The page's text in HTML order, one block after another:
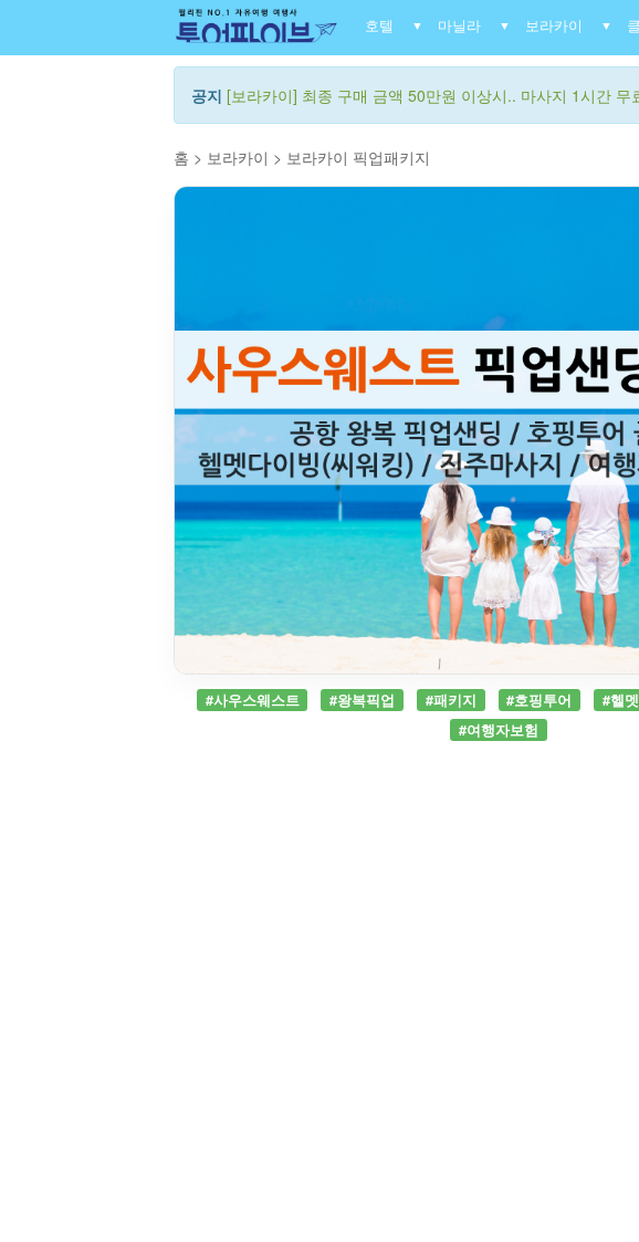
호텔 ▼ 마닐라 ▼ 보라카이 ▼
공지 [보라카이] 최종 구매 금액 50만원 이상시.. 마사지 1시간 무
홈 > 보라카이 > 보라카이 픽업패키지
#사우스웨스트 #왕복픽업 #패키지 #호핑투어 #헬
#여행자보험